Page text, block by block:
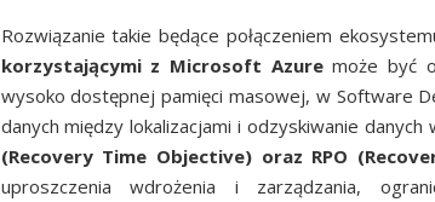
Rozwiązanie takie będące połączeniem
korzystającymi z Microsoft Azuremoże być
wysoko dostępnej pamięci masowej, w Software
danych między lokalizacjami i odzyskiwanie
(Recovery Time Objective) oraz RPO
uproszczenia wdrożenia i zarządzania,